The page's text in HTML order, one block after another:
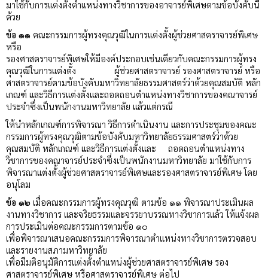
มาใช้กับการแต่งตั้งตำแหน่งทางวิชาการของอาจารย์พิเศษตามข้อบังคับนี้
ด้วย
ข้อ ๑๑ คณะกรรมการผู้ทรงคุณวุฒิในการแต่งตั้งผู้ช่วยศาสตราจารย์พิเศษ
หรือ
รองศาสตราจารย์พิเศษให้มีองค์ประกอบเช่นเดียวกับคณะกรรมการผู้ทรง
คุณวุฒิในการแต่งตั้ง ผู้ช่วยศาสตราจารย์ รองศาสตราจารย์ หรือ
ศาสตราจารย์ตามข้อบังคับมหาวิทยาลัยธรรมศาสตร์ว่าด้วยคุณสมบัติ หลัก
เกณฑ์ และวิธีการแต่งตั้งและถอดถอนตำแหน่งทางวิชาการของคณาจารย์
ประจำซึ่งเป็นพนักงานมหาวิทยาลัย แล้วแต่กรณี
ให้นำหลักเกณฑ์การพิจารณา วิธีการดำเนินงาน และการประชุมของคณะ
กรรมการผู้ทรงคุณวุฒิตามข้อบังคับมหาวิทยาลัยธรรมศาสตร์ว่าด้วย
คุณสมบัติ หลักเกณฑ์ และวิธีการแต่งตั้งและ ถอดถอนตำแหน่งทาง
วิชาการของคณาจารย์ประจำซึ่งเป็นพนักงานมหาวิทยาลัย มาใช้กับการ
พิจารณาแต่งตั้งผู้ช่วยศาสตราจารย์พิเศษและรองศาสตราจารย์พิเศษ โดย
อนุโลม
ข้อ ๑๒ เมื่อคณะกรรมการผู้ทรงคุณวุฒิ ตามข้อ ๑๑ พิจารณาประเมินผล
งานทางวิชาการ และจริยธรรมและจรรยาบรรณทางวิชาการแล้ว ให้แจ้งผล
การประเมินต่อคณะกรรมการตามข้อ ๑๐
เพื่อพิจารณาเสนอคณะกรรมการพิจารณาตำแหน่งทางวิชาการตรวจสอบ
และรายงานสภามหาวิทยาลัย
เพื่อมีมติอนุมัติการแต่งตั้งตำแหน่งผู้ช่วยศาสตราจารย์พิเศษ รอง
ศาสตราจารย์พิเศษ หรือศาสตราจารย์พิเศษ ต่อไป